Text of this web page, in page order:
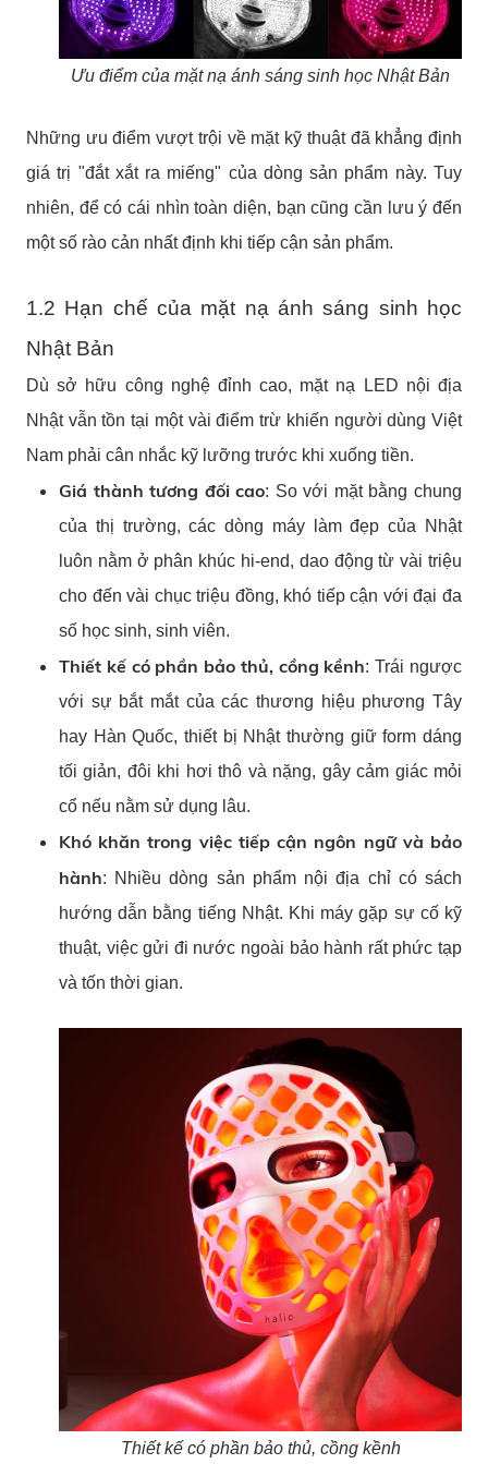
Ưu điểm của mặt nạ ánh sáng sinh học Nhật Bản
Những ưu điểm vượt trội về mặt kỹ thuật đã khẳng định
giá trị "đắt xắt ra miếng" của dòng sản phẩm này. Tuy
nhiên, để có cái nhìn toàn diện, bạn cũng cần lưu ý đến
một số rào cản nhất định khi tiếp cận sản phẩm.
1.2 Hạn chế của mặt nạ ánh sáng sinh học
Nhật Bản
Dù sở hữu công nghệ đỉnh cao, mặt nạ LED nội địa
Nhật vẫn tồn tại một vài điểm trừ khiến người dùng Việt
Nam phải cân nhắc kỹ lưỡng trước khi xuống tiền.
Giá thành tương đối cao: So với mặt bằng chung
của thị trường, các dòng máy làm đẹp của Nhật
luôn nằm ở phân khúc hi-end, dao động từ vài triệu
cho đến vài chục triệu đồng, khó tiếp cận với đại đa
số học sinh, sinh viên.
Thiết kế có phần bảo thủ, cồng kềnh: Trái ngược
với sự bắt mắt của các thương hiệu phương Tây
hay Hàn Quốc, thiết bị Nhật thường giữ form dáng
tối giản, đôi khi hơi thô và nặng, gây cảm giác mỏi
cổ nếu nằm sử dụng lâu.
Khó khăn trong việc tiếp cận ngôn ngữ và bảo
hành: Nhiều dòng sản phẩm nội địa chỉ có sách
hướng dẫn bằng tiếng Nhật. Khi máy gặp sự cố kỹ
thuật, việc gửi đi nước ngoài bảo hành rất phức tạp
và tốn thời gian.
Thiết kế có phần bảo thủ, cồng kềnh